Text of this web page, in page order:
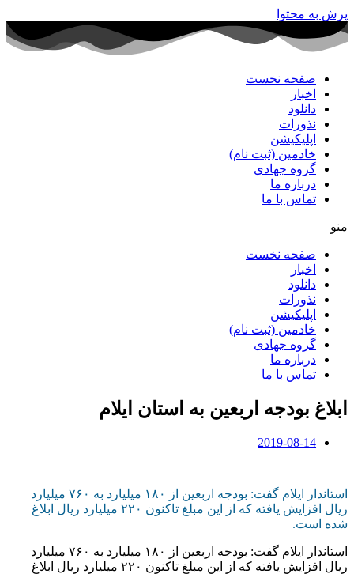
پرش به محتوا
صفحه نخست
اخبار
دانلود
نذورات
اپلیکیشن
خادمین (ثبت نام)
گروه جهادی
درباره ما
تماس با ما
منو
صفحه نخست
اخبار
دانلود
نذورات
اپلیکیشن
خادمین (ثبت نام)
گروه جهادی
درباره ما
تماس با ما
ابلاغ بودجه اربعین به استان ایلام
2019-08-14
استاندار ایلام گفت: بودجه اربعین از ۱۸۰ میلیارد به ۷۶۰ میلیارد
ریال افزایش یافته که از این مبلغ تاکنون ۲۲۰ میلیارد ریال ابلاغ
شده است.
استاندار ایلام گفت: بودجه اربعین از ۱۸۰ میلیارد به ۷۶۰ میلیارد
ریال افزایش یافته که از این مبلغ تاکنون ۲۲۰ میلیارد ریال ابلاغ